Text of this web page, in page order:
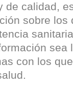
de calidad,
sobre los
sea
con los